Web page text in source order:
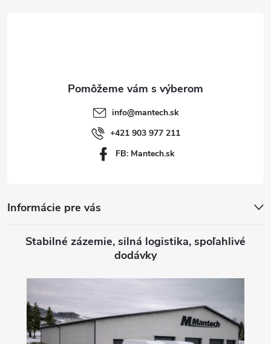
info@mantech.sk
+421 903 977 211
FB: Mantech.sk
Informácie pre vás
Stabilné zázemie, silná logistika, spoľahlivé
dodávky